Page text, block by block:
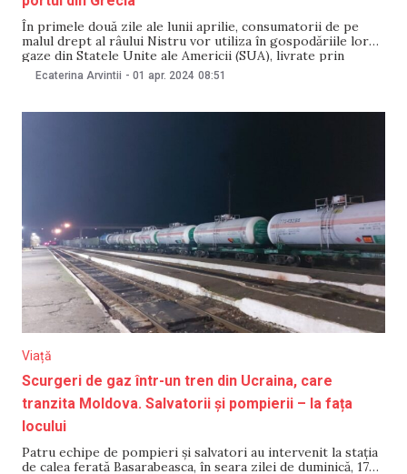
În primele două zile ale lunii aprilie, consumatorii de pe
malul drept al râului Nistru vor utiliza în gospodăriile lor
gaze din Statele Unite ale Americii (SUA), livrate prin
portul grecesc Alexandroupolis. Energocom anunță că este
vorba despre un volum de testare cu gaze naturale
Ecaterina Arvintii - 01 apr. 2024 08:51
Viață
Scurgeri de gaz într-un tren din Ucraina, care
tranzita Moldova. Salvatorii și pompierii – la fața
locului
Patru echipe de pompieri și salvatori au intervenit la stația
de calea ferată Basarabeasca, în seara zilei de duminică, 17